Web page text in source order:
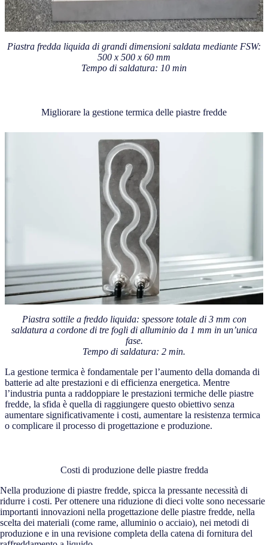
Piastra fredda liquida di grandi dimensioni saldata mediante FSW:
500 x 500 x 60 mm
Tempo di saldatura: 10 min
Migliorare la gestione termica delle piastre fredde
Piastra sottile a freddo liquida: spessore totale di 3 mm con
saldatura a cordone di tre fogli di alluminio da 1 mm in un’unica
fase.
Tempo di saldatura: 2 min.
La gestione termica è fondamentale per l’aumento della domanda di
batterie ad alte prestazioni e di efficienza energetica. Mentre
l’industria punta a raddoppiare le prestazioni termiche delle piastre
fredde, la sfida è quella di raggiungere questo obiettivo senza
aumentare significativamente i costi, aumentare la resistenza termica
o complicare il processo di progettazione e produzione.
Costi di produzione delle piastre fredda
Nella produzione di piastre fredde, spicca la pressante necessità di
ridurre i costi. Per ottenere una riduzione di dieci volte sono necessarie
importanti innovazioni nella progettazione delle piastre fredde, nella
scelta dei materiali (come rame, alluminio o acciaio), nei metodi di
produzione e in una revisione completa della catena di fornitura del